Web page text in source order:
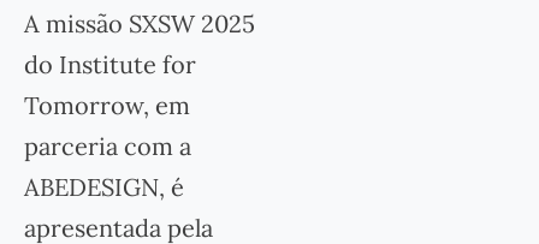
A missão SXSW 2025
do Institute for
Tomorrow, em
parceria com a
ABEDESIGN, é
apresentada pela